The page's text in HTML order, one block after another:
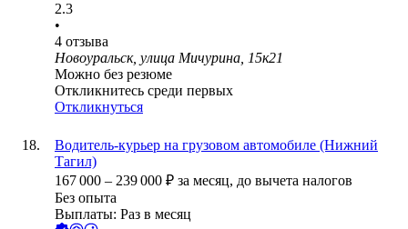
2.3
•
4 отзыва
Новоуральск, улица Мичурина, 15к21
Можно без резюме
Откликнитесь среди первых
Откликнуться
Водитель-курьер на грузовом автомобиле (Нижний
Тагил)
167 000 – 239 000 ₽ за месяц, до вычета налогов
Без опыта
Выплаты: Раз в месяц